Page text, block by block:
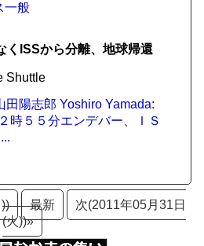
一般
くISSから分離、地球帰還
Shuttle
田陽志郎 Yoshiro Yamada:
時５５分エンデバー、ＩＳ
最新
次(2011年05月31日
(火))»